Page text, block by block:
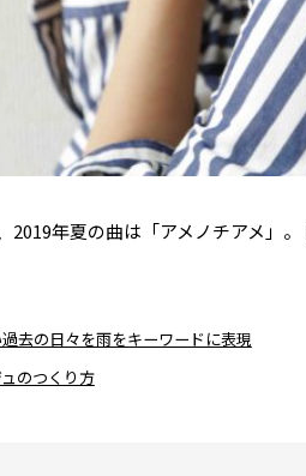
2019年夏の曲は「アメノチアメ」
去の日々を雨をキーワードに表現
のつくり方